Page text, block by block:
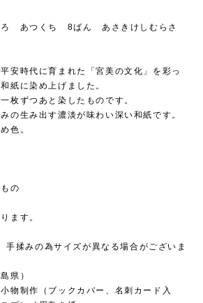
ろ あつくち 8ばん あさきけしむらさ
安時代に育まれた「宮美の文化」を彩っ
紙に染め上げました。
枚ずつあと染したものです。
の生み出す濃淡が味わい深い和紙です。
色。
の
ます。
揉みの為サイズが異なる場合がございま
県）
物制作（ブックカバー、名刺カード入